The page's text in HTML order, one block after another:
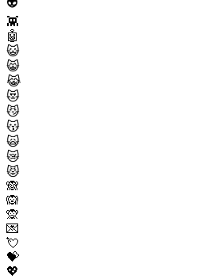
👽
👾
🤖
😺
😸
😹
😻
😼
😽
🙀
😿
😾
🙈
🙉
🙊
💌
💘
💝
💖